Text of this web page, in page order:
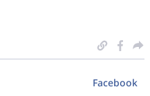
Facebook